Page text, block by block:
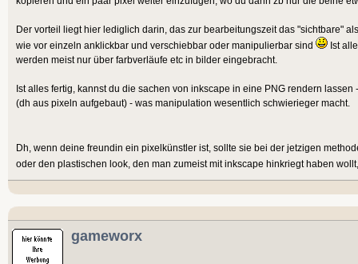
Der vorteil liegt hier lediglich darin, das zur bearbeitungszeit das "sichtbare"
wie vor einzeln anklickbar und verschiebbar oder manipulierbar sind
Ist
werden meist nur über farbverläufe etc in bilder eingebracht.
Ist alles fertig, kannst du die sachen von inkscape in eine PNG rendern
(dh aus pixeln aufgebaut) - was manipulation wesentlich schwierieger macht.
Dh, wenn deine freundin ein pixelkünstler ist, sollte sie bei der jetzigen
oder den plastischen look, den man zumeist mit inkscape hinkriegt haben
gameworx